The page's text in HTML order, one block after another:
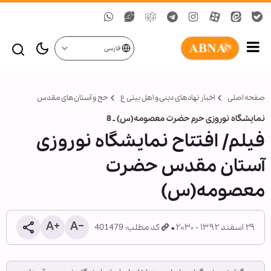
فارسی
صفحه اصلی اخبار نهادهای دینی و اهل بیتی ع حج و آستان‌های مقدس
نمایشگاه نوروزی حرم حضرت معصومه(س) ـ 8
فیلم/ افتتاح نمایشگاه نوروزی
آستان مقدس حضرت
معصومه(س)
۲۹ اسفند ۱۳۹۲ - ۲۰:۳۰ کد مطلب: 401479